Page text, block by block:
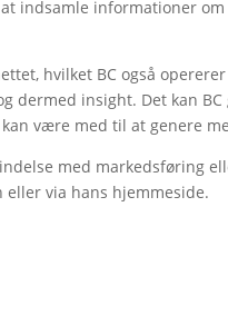
indsamle informationer
hvilket BC også
insight. Det kan BC
være med til at genere
med markedsføring
eller via hans hjemmeside.